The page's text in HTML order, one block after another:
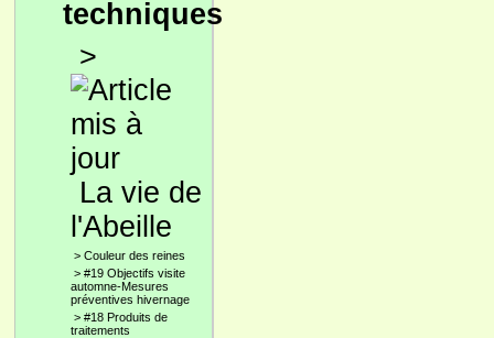
techniques
>
La vie de
l'Abeille
> Couleur des reines
> #19 Objectifs visite
automne-Mesures
préventives hivernage
> #18 Produits de
traitements